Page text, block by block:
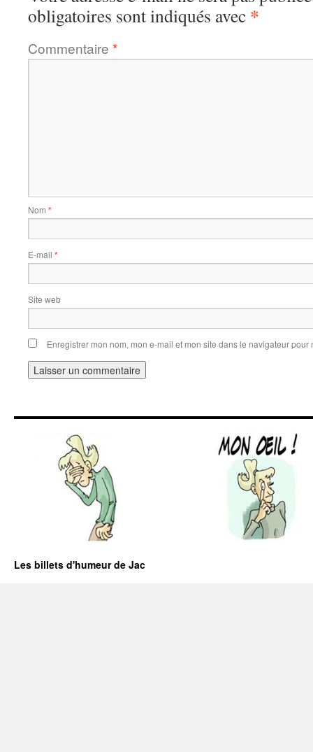
obligatoires sont indiqués avec *
Commentaire *
Nom *
E-mail *
Site web
Enregistrer mon nom, mon e-mail et mon site dans le navigateur
Les billets d'humeur de Jac